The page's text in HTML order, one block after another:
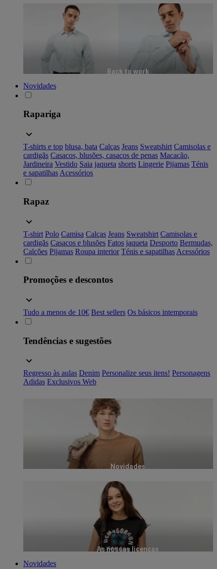
Back to work
Novidades
Rapariga
T-shirts e top blusa, bata Calças Jeans Sweatshirt Camisolas e
cardigãs Casacos, blusões, casacos de penas Macacão,
Jardineira Vestido Saia jaqueta shorts Lingerie Pijamas Ténis
e sapatilhas Acessórios
Rapaz
T-shirt Polo Camisa Calças Jeans Sweatshirt Camisolas e
cardigãs Casacos e blusões Fatos jaqueta Desporto Bermudas,
Calções Pijamas Roupa interior Ténis e sapatilhas Acessórios
Promoções e descontos
Tudo a menos de 10€ Best sellers Os básicos intemporais
Tendências e sugestões
Regresso às aulas Denim Personalize seus itens! Personagens
Adidas Exclusivos Web
Novidades
As nossas licenças
Novidades